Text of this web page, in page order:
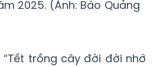
2025. (Ảnh: Báo Quảng
“Tết trồng cây đời đời nhớ